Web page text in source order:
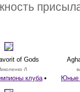
of Gods
Л
клуба Юные